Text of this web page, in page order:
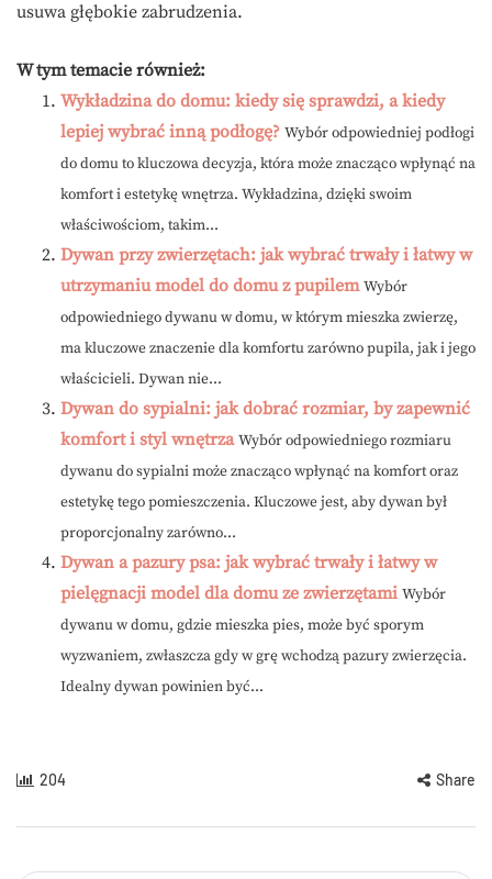
usuwa głębokie zabrudzenia.
W tym temacie również:
Wykładzina do domu: kiedy się sprawdzi, a kiedy
lepiej wybrać inną podłogę? Wybór odpowiedniej podłogi
do domu to kluczowa decyzja, która może znacząco wpłynąć na
komfort i estetykę wnętrza. Wykładzina, dzięki swoim
właściwościom, takim...
Dywan przy zwierzętach: jak wybrać trwały i łatwy w
utrzymaniu model do domu z pupilem Wybór
odpowiedniego dywanu w domu, w którym mieszka zwierzę,
ma kluczowe znaczenie dla komfortu zarówno pupila, jak i jego
właścicieli. Dywan nie...
Dywan do sypialni: jak dobrać rozmiar, by zapewnić
komfort i styl wnętrza Wybór odpowiedniego rozmiaru
dywanu do sypialni może znacząco wpłynąć na komfort oraz
estetykę tego pomieszczenia. Kluczowe jest, aby dywan był
proporcjonalny zarówno...
Dywan a pazury psa: jak wybrać trwały i łatwy w
pielęgnacji model dla domu ze zwierzętami Wybór
dywanu w domu, gdzie mieszka pies, może być sporym
wyzwaniem, zwłaszcza gdy w grę wchodzą pazury zwierzęcia.
Idealny dywan powinien być...
204 Share